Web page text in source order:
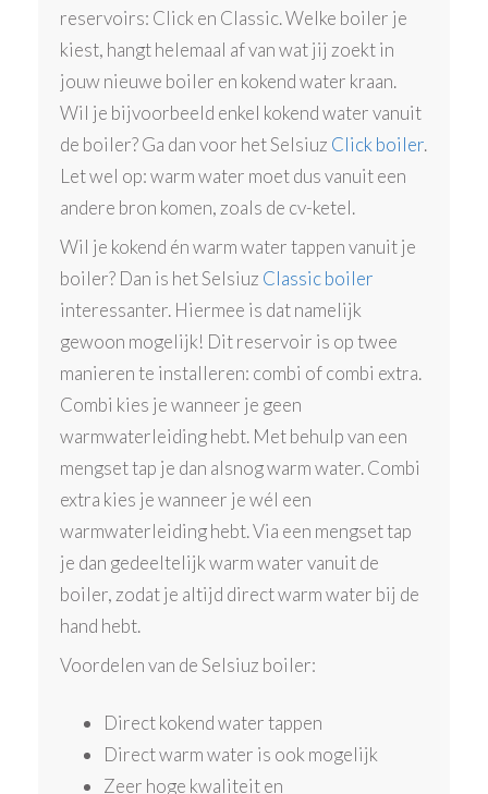
reservoirs: Click en Classic. Welke boiler je
kiest, hangt helemaal af van wat jij zoekt in
jouw nieuwe boiler en kokend water kraan.
Wil je bijvoorbeeld enkel kokend water vanuit
de boiler? Ga dan voor het Selsiuz Click boiler.
Let wel op: warm water moet dus vanuit een
andere bron komen, zoals de cv-ketel.
Wil je kokend én warm water tappen vanuit je
boiler? Dan is het Selsiuz Classic boiler
interessanter. Hiermee is dat namelijk
gewoon mogelijk! Dit reservoir is op twee
manieren te installeren: combi of combi extra.
Combi kies je wanneer je geen
warmwaterleiding hebt. Met behulp van een
mengset tap je dan alsnog warm water. Combi
extra kies je wanneer je wél een
warmwaterleiding hebt. Via een mengset tap
je dan gedeeltelijk warm water vanuit de
boiler, zodat je altijd direct warm water bij de
hand hebt.
Voordelen van de Selsiuz boiler:
Direct kokend water tappen
Direct warm water is ook mogelijk
Zeer hoge kwaliteit en